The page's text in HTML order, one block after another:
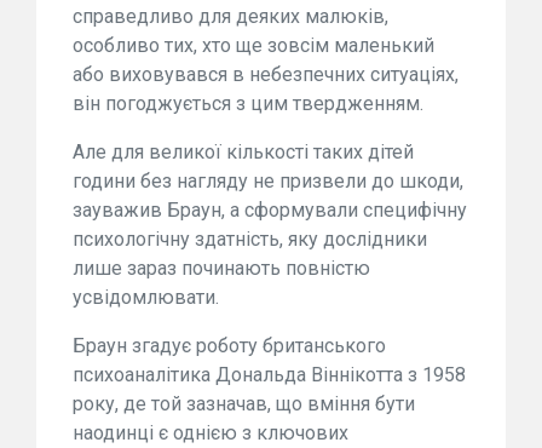
справедливо для деяких малюків,
особливо тих, хто ще зовсім маленький
або виховувався в небезпечних ситуаціях,
він погоджується з цим твердженням.
Але для великої кількості таких дітей
години без нагляду не призвели до шкоди,
зауважив Браун, а сформували специфічну
психологічну здатність, яку дослідники
лише зараз починають повністю
усвідомлювати.
Браун згадує роботу британського
психоаналітика Дональда Віннікотта з 1958
року, де той зазначав, що вміння бути
наодинці є однією з ключових